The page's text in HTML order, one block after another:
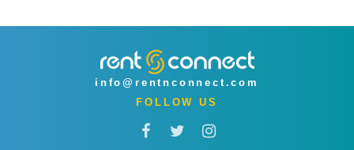
info@rentnconnect.com
FOLLOW US